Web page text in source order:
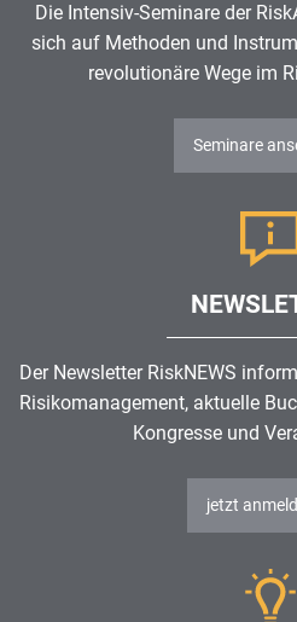
Die Intensiv-Seminare der
sich auf Methoden und
revolutionäre Wege im
Seminare
Der Newsletter RiskNEWS
Risikomanagement, aktuelle
Kongresse und
jetzt